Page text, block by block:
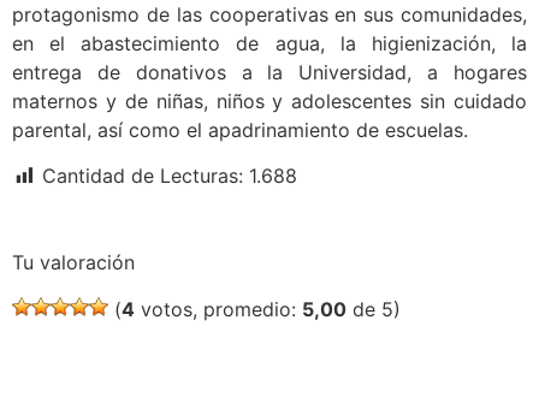
protagonismo de las cooperativas en sus comunidades,
en el abastecimiento de agua, la higienización, la
entrega de donativos a la Universidad, a hogares
maternos y de niñas, niños y adolescentes sin cuidado
parental, así como el apadrinamiento de escuelas.
Cantidad de Lecturas: 1.688
Tu valoración
(4 votos, promedio: 5,00 de 5)